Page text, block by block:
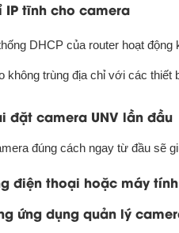
IP tĩnh cho camera
DHCP của router hoạt
không trùng địa chỉ với các thiết
đặt camera UNV lần đầu
đúng cách ngay từ đầu sẽ
điện thoại hoặc máy
ứng dụng quản lý